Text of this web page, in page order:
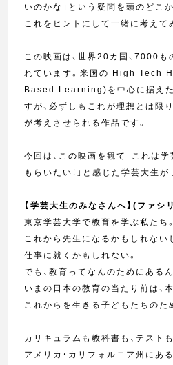
いのかな」という疑問を頭のどこ
これをヒントにして一緒に考えて
この映画は、世界20カ国、7000も
れています。米国の High Tech
Based Learning)を中心に据えた
すが、必ずしもこれが理想とは限
が考えさせられる作品です。
今回は、この映画を観て「これは
もらいたい！」と感じた学芸大生
【学芸大生のみなさんへ】(ファシ
東京学芸大学で教育を学ぶ私たち。
これから先生になるかもしれない
仕事に就くかもしれない。
でも、教育ってなんのためにあるん
いまの日本の教育の当たり前は、
これからを生きる子どもたちのた
カリキュラムも教科書も、テスト
アメリカ・カリフォルニア州に